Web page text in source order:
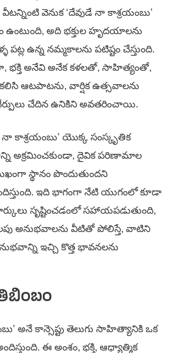
వెనుక ‘దేవుడే నా కాశ్రయంబు’
అది భక్తుల హృదయాలను
ఉన్న నమ్మకాలను పటిష్టం చేస్తుంది.
అనేవి అనేక కళలతో, సాహిత్యంతో,
ఆటపాటను, వార్షిక ఉత్సవాలను
చేదిన ఉనికిని అవతరించాయి.
కాశ్రయంబు’ యొక్క సంస్కృతిక
అక్రమించకుండా, దైవిక పరిణామాల
స్థానం పొందుతుందని
ఇది భాగంగా నేటి యుగంలో కూడా
సృష్టించడంలో సహాయపడుతుంది,
అనుభవాలను వీటితో పోలిస్తే, వాటిని
ఇచ్చి కొత్త భావనలను
అనే కాన్సెప్టు తెలుగు సాహిత్యానికి ఒక
ఈ అంశం, భక్తి, ఆధ్యాత్మిక